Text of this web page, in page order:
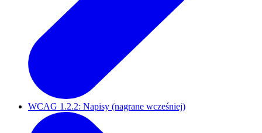
WCAG 1.2.2: Napisy (nagrane wcześniej)